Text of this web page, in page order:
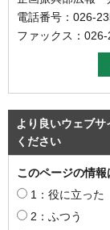
電話番号：026-
ファックス：
より良いウェブ
ください
このページの情
1：役に立った
2：ふつう